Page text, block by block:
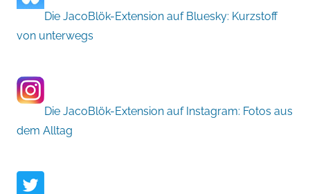
Die JacoBlök-Extension auf Bluesky: Kurzstoff
von unterwegs
Die JacoBlök-Extension auf Instagram: Fotos aus
dem Alltag